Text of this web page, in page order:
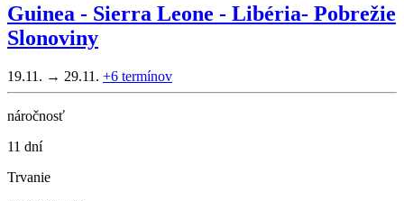
Guinea - Sierra Leone - Libéria- Pobrežie
Slonoviny
19.11. → 29.11. +6 termínov
náročnosť
11 dní
Trvanie